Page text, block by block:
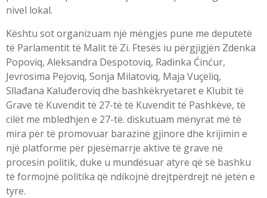
nivel lokal.
Kështu sot organizuam një mëngjes pune me deputetë
të Parlamentit të Malit të Zi. Ftesës iu përgjigjën Zdenka
Popoviq, Aleksandra Despotoviq, Radinka Ćinćur,
Jevrosima Pejoviq, Sonja Milatoviq, Maja Vuçeliq,
Sllađana Kaluđeroviq dhe bashkëkryetaret e Klubit të
Grave të Kuvendit të 27-të të Kuvendit të Pashkëve, të
cilët me mbledhjen e 27-të. diskutuam mënyrat më të
mira për të promovuar barazinë gjinore dhe krijimin e
një platforme për pjesëmarrje aktive të grave në
procesin politik, duke u mundësuar atyre që së bashku
të formojnë politika që ndikojnë drejtpërdrejt në jetën e
tyre.